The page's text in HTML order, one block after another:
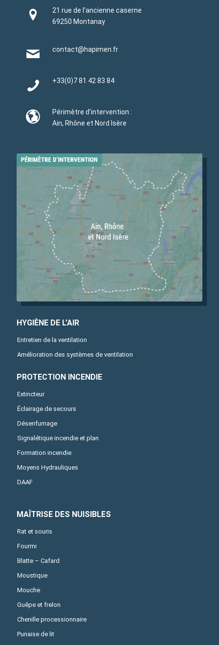
21 rue de l’ancienne caserne
69250 Montanay
contact@hapimen.fr
+33(0)7 81 42 83 84
Périmètre d’intervention :
Ain, Rhône et Nord Isère
HYGIÈNE DE L’AIR
Entretien de la ventilation
Amélioration des systèmes de ventilation
PROTECTION INCENDIE
Extincteur
Éclairage de secours
Désenfumage
Signalétique incendie et plan
Formation incendie
Moyens Hydrauliques
DAAF
MAÎTRISE DES NUISIBLES
Rat et souris
Fourmi
Blatte – Cafard
Moustique
Mouche
Guêpe et frelon
Chenille processionnaire
Punaise de lit